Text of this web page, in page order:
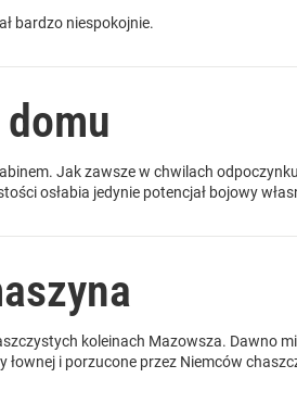
bardzo niespokojnie.
Jak zawsze w chwilach
osłabia jedynie potencjał bojowy
koleinach Mazowsza. Dawno
łownej i porzucone przez Niemców